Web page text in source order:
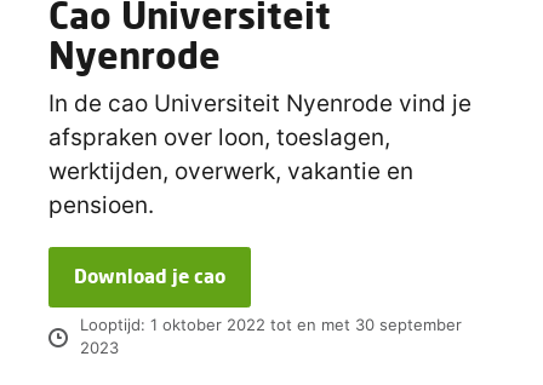
Cao Universiteit
Nyenrode
In de cao Universiteit Nyenrode vind je
afspraken over loon, toeslagen,
werktijden, overwerk, vakantie en
pensioen.
Download je cao
Looptijd: 1 oktober 2022 tot en met 30 september
2023